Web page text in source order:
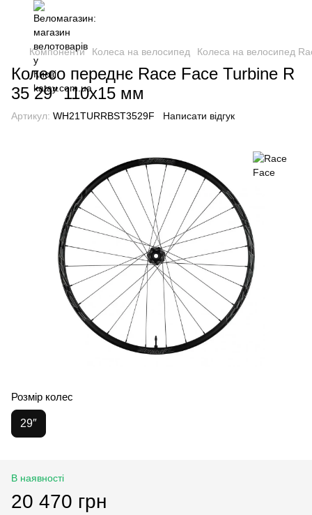
Компоненти Колеса на велосипед Колеса на велосипед
Колесо переднє Race Face Turbine R
35 29″ 110х15 мм
Артикул: WH21TURRBST3529F Написати відгук
Розмір колес
29″
В наявності
20 470 грн